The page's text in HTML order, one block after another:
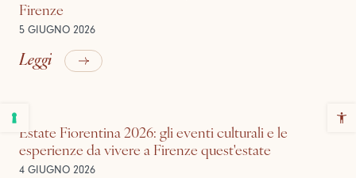
Firenze
5 GIUGNO 2026
Leggi
Estate Fiorentina 2026: gli eventi culturali e le
esperienze da vivere a Firenze quest'estate
4 GIUGNO 2026